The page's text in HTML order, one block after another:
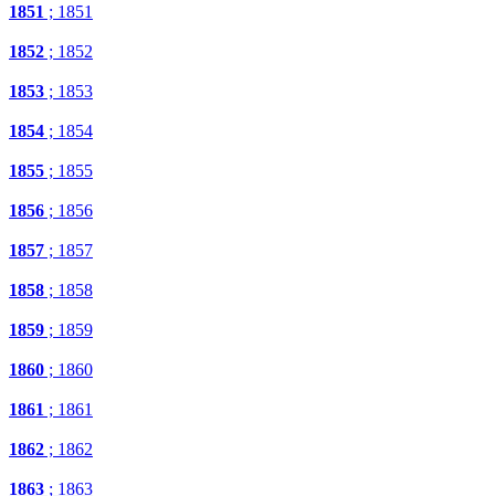
1851 ; 1851
1852 ; 1852
1853 ; 1853
1854 ; 1854
1855 ; 1855
1856 ; 1856
1857 ; 1857
1858 ; 1858
1859 ; 1859
1860 ; 1860
1861 ; 1861
1862 ; 1862
1863 ; 1863